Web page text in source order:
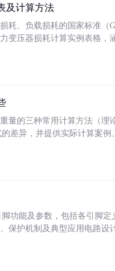
及计算方法
耗、负载损耗的国家标准（
变压器损耗计算实例表格，
量的三种常用计算方法（
的差异，并提供实际计算案
功能及参数，包括各引脚
保护机制及典型应用电路